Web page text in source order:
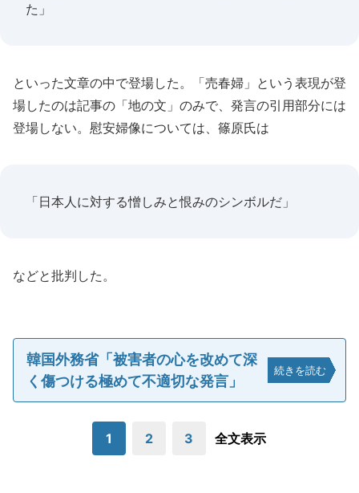
た」
といった文章の中で登場した。「売春婦」という表現が登
場したのは記事の「地の文」のみで、発言の引用部分には
登場しない。慰安婦像については、篠原氏は
「日本人に対する憎しみと恨みのシンボルだ」
などと批判した。
韓国外務省「被害者の心を改めて深
く傷つける極めて不適切な発言」
続きを読む
1 2 3 全文表示